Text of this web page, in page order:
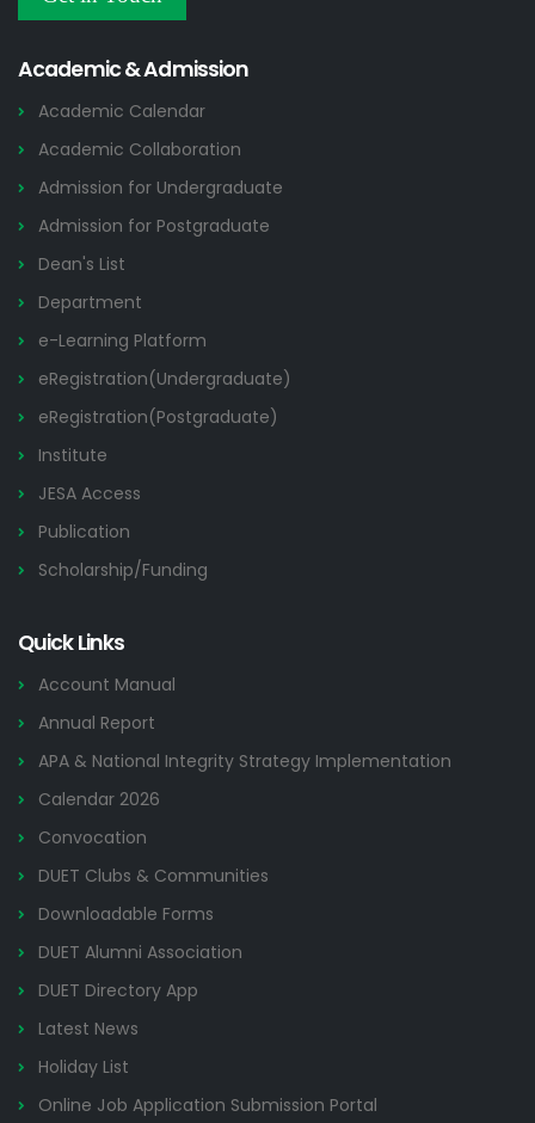
2026
Academic & Admission
Academic Calendar
Academic Collaboration
Admission for Undergraduate
Admission for Postgraduate
Dean's List
Department
e-Learning Platform
eRegistration(Undergraduate)
eRegistration(Postgraduate)
Institute
JESA Access
Publication
Scholarship/Funding
Quick Links
Account Manual
Annual Report
APA & National Integrity Strategy Implementation
Calendar 2026
Convocation
DUET Clubs & Communities
Downloadable Forms
DUET Alumni Association
DUET Directory App
Latest News
Holiday List
Online Job Application Submission Portal